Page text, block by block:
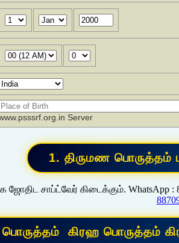
Server
ஜோதிட சாப்ட்வேர் கிடைக்கும். WhatsApp :